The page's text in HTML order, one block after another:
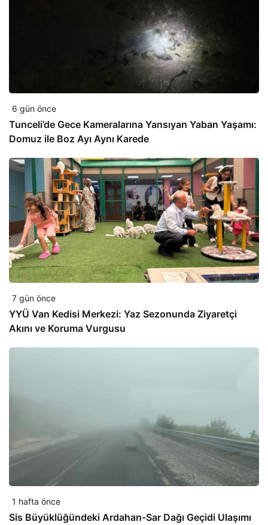
6 gün önce
Tunceli’de Gece Kameralarına Yansıyan Yaban Yaşamı:
Domuz ile Boz Ayı Aynı Karede
7 gün önce
YYÜ Van Kedisi Merkezi: Yaz Sezonunda Ziyaretçi
Akını ve Koruma Vurgusu
1 hafta önce
Sis Büyüklüğündeki Ardahan-Sar Dağı Geçidi Ulaşımı